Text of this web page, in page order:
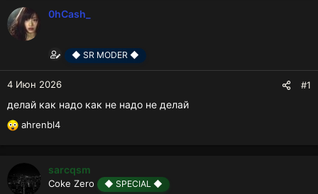
р
т
а
л
а
0hCash_
◆ SR MODER ◆
4 Июн 2026 #1
делай как надо как не надо не делай
Р
к
ц
ahrenbl4
sarcqsm
Coke Zero ◆ SPECIAL ◆